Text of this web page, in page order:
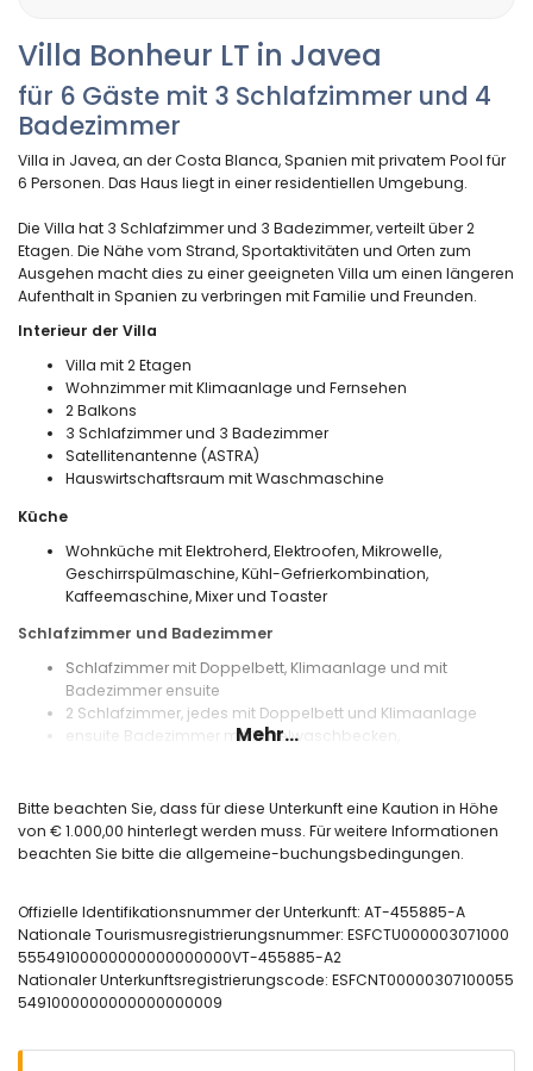
Villa Bonheur LT in Javea
für 6 Gäste mit 3 Schlafzimmer und 4
Badezimmer
Villa in Javea, an der Costa Blanca, Spanien mit privatem Pool für
6 Personen. Das Haus liegt in einer residentiellen Umgebung.
Die Villa hat 3 Schlafzimmer und 3 Badezimmer, verteilt über 2
Etagen. Die Nähe vom Strand, Sportaktivitäten und Orten zum
Ausgehen macht dies zu einer geeigneten Villa um einen längeren
Aufenthalt in Spanien zu verbringen mit Familie und Freunden.
Interieur der Villa
Villa mit 2 Etagen
Wohnzimmer mit Klimaanlage und Fernsehen
2 Balkons
3 Schlafzimmer und 3 Badezimmer
Satellitenantenne (ASTRA)
Hauswirtschaftsraum mit Waschmaschine
Küche
Wohnküche mit Elektroherd, Elektroofen, Mikrowelle,
Geschirrspülmaschine, Kühl-Gefrierkombination,
Kaffeemaschine, Mixer und Toaster
Schlafzimmer und Badezimmer
Schlafzimmer mit Doppelbett, Klimaanlage und mit
Badezimmer ensuite
2 Schlafzimmer, jedes mit Doppelbett und Klimaanlage
ensuite Badezimmer mit Einzelwaschbecken,
Badezimmer mit Waschbecken, Dusche und separatem WC
Aussen
privater Pool
3 Terrassen, wovon 1 überdacht
Barbecue
Aussendusche
Freisitz
Mehr Information
Mehr...
Bitte beachten Sie, dass für diese Unterkunft eine Kaution in Höhe
von € 1.000,00 hinterlegt werden muss. Für weitere Informationen
beachten Sie bitte die allgemeine-buchungsbedingungen.
Offizielle Identifikationsnummer der Unterkunft: AT-455885-A
Nationale Tourismusregistrierungsnummer: ESFCTU000003071000
55549100000000000000000VT-455885-A2
Nationaler Unterkunftsregistrierungscode: ESFCNT00000307100055
5491000000000000000009